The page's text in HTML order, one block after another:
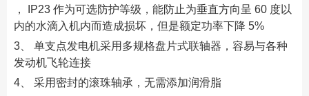
， IP23 作为可选防护等级，能防止为垂直方向呈 60 度以
内的水滴入机内而造成损坏，但是额定功率下降 5%
3、 单支点发电机采用多规格盘片式联轴器，容易与各种
发动机飞轮连接
4、 采用密封的滚珠轴承，无需添加润滑脂